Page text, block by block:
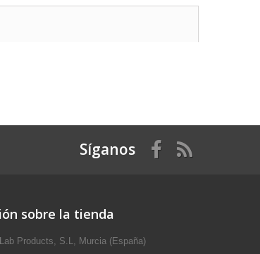
Síganos
sobre la tienda
Products, S.L, Murcia (España)